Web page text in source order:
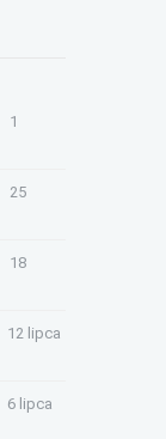
1
25
18
12 lipca
6 lipca